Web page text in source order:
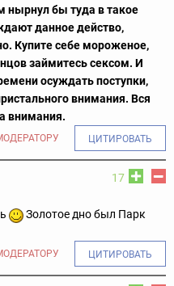
нырнул бы туда в такое
данное действо,
Купите себе мороженое,
займитесь сексом. И
осуждать поступки,
внимания. Вся
внимания.
ЦИТИРОВАТЬ
17
Золотое дно был Парк
ЦИТИРОВАТЬ